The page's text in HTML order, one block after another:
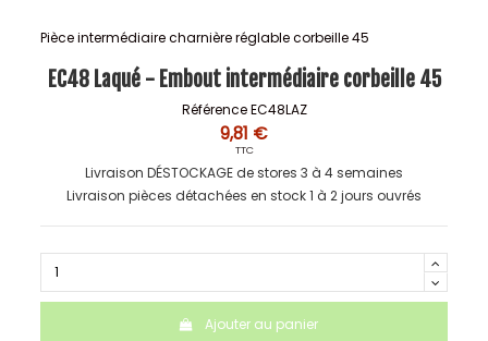
Pièce intermédiaire charnière réglable corbeille 45
EC48 Laqué - Embout intermédiaire corbeille 45
Référence EC48LAZ
9,81 €
TTC
Livraison DÉSTOCKAGE de stores 3 à 4 semaines
Livraison pièces détachées en stock 1 à 2 jours ouvrés
Ajouter au panier